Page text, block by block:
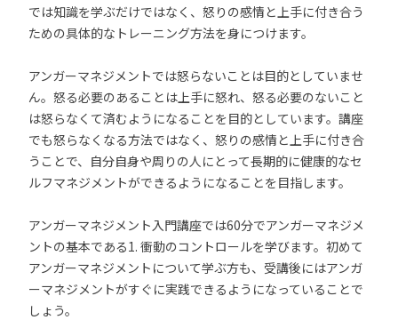
では知識を学ぶだけではなく、怒りの感情と上手に付き合う
ための具体的なトレーニング方法を身につけます。
アンガーマネジメントでは怒らないことは目的としていませ
ん。怒る必要のあることは上手に怒れ、怒る必要のないこと
は怒らなくて済むようになることを目的としています。講座
でも怒らなくなる方法ではなく、怒りの感情と上手に付き合
うことで、自分自身や周りの人にとって長期的に健康的なセ
ルフマネジメントができるようになることを目指します。
アンガーマネジメント入門講座では60分でアンガーマネジメ
ントの基本である1. 衝動のコントロールを学びます。初めて
アンガーマネジメントについて学ぶ方も、受講後にはアンガ
ーマネジメントがすぐに実践できるようになっていることで
しょう。